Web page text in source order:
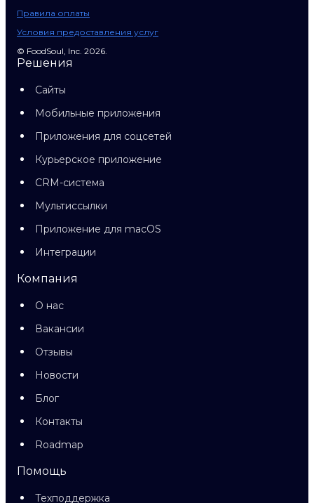
Правила оплаты
Условия предоставления услуг
© FoodSoul, Inc. 2026.
Решения
Сайты
Мобильные приложения
Приложения для соцсетей
Курьерское приложение
CRM-система
Мультиссылки
Приложение для macOS
Интеграции
Компания
О нас
Вакансии
Отзывы
Новости
Блог
Контакты
Roadmap
Помощь
Техподдержка